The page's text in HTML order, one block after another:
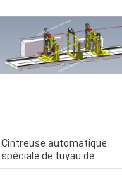
Cintreuse automatique
spéciale de tuyau de
commande numérique par